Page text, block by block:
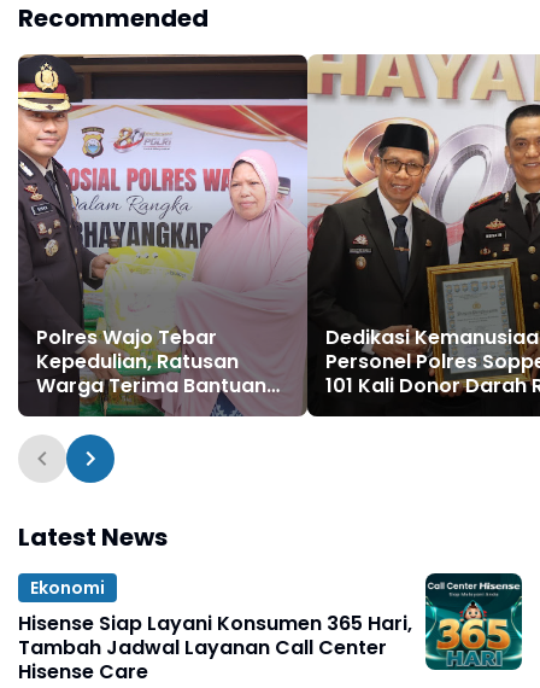
Indonesia
Recommended
Polres Wajo Tebar
Kepedulian, Ratusan
Warga Terima Bantuan
Sembako Hari
Bhayangkara ke-80
Dedikasi
Personel Polres
101 Kali Donor Darah
Penghargaan
Latest News
Ekonomi
Hisense Siap Layani Konsumen 365 Hari,
Tambah Jadwal Layanan Call Center
Hisense Care